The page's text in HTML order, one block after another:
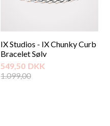
IX Studios - IX Chunky Curb
Bracelet Sølv
549,50 DKK
1.099,00